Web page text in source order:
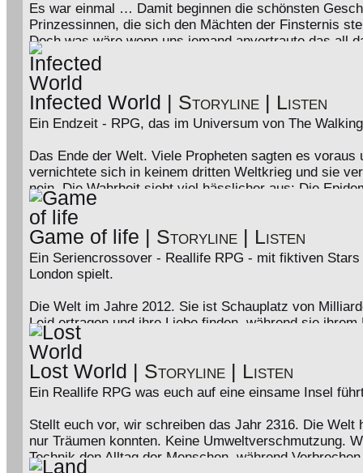
Es war einmal … Damit beginnen die schönsten
Prinzessinnen, die sich den Mächten der Finsternis
Doch was wäre wenn uns jemand anvertraute das all
Irlands lieben Legenden und Erzählungen ihres
Dabei hat es bereits begonnen. Am abendlichen
Sternschnuppenschauer auf die Stadt Galway hinab.
in ihrer Welt erlag und durch die Grenzen zwischen
Fantasiens das Chaos zu besiegen, bevor es alles
Bösen an? Die Entscheidung liegt bei dir.
Infected World Storyline Listen
Ein Endzeit - RPG, das im Universum von The
Das Ende der Welt. Viele Propheten sagten es
vernichtete sich in keinem dritten Weltkrieg und sie
nein. Die Wahrheit sieht viel hässlicher aus: Die
einmal standen die Toten wieder auf und die Hölle
liegen. Und das Resultat? Das Militär – zerschlagen.
keinen sicheren Ort mehr, den man sich nicht selbst
Heilungsmöglichkeit gibt. Scheiße, man weiß ja noch
trägt, gleich ob tot oder lebendig.
Also wir würden euch ja gerne einladen, aber ... wer
oder schlichtweg genauso verrückt sein wie wir.
Game of life Storyline Listen
Ein Seriencrossover - Reallife RPG - mit fiktiven
London spielt.
Die Welt im Jahre 2012. Sie ist Schauplatz von
Leid ertragen und ihre Liebe finden, während sie
Atem halten und den Verstand derer herausfordern,
Gewalt, Trauer, Schmerz, Stolz, Gier … Überall
manchmal – wenn man fest genug daran glaubt –
London, oder reise nach Tokio, ins ferne Zentrum im
vollem Herzen. Dann gibt es keinen Grund
Lost World Storyline Listen
Ein Reallife RPG was euch auf eine einsame Insel
Stellt euch vor, wir schreiben das Jahr 2316. Die
nur Träumen konnten. Keine Umweltverschmutzung.
Technik den Alltag der Menschen, während